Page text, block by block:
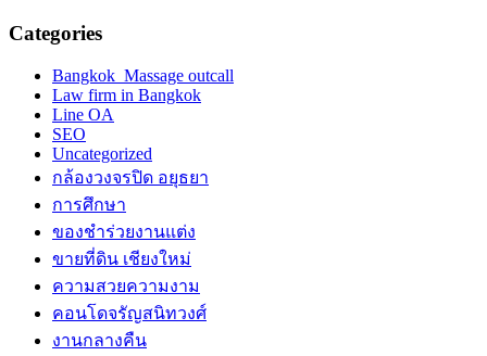
Categories
Bangkok Massage outcall
Law firm in Bangkok
Line OA
SEO
Uncategorized
กล้องวงจรปิด อยุธยา
การศึกษา
ของชำร่วยงานแต่ง
ขายที่ดิน เชียงใหม่
ความสวยความงาม
คอนโดจรัญสนิทวงศ์
งานกลางคืน